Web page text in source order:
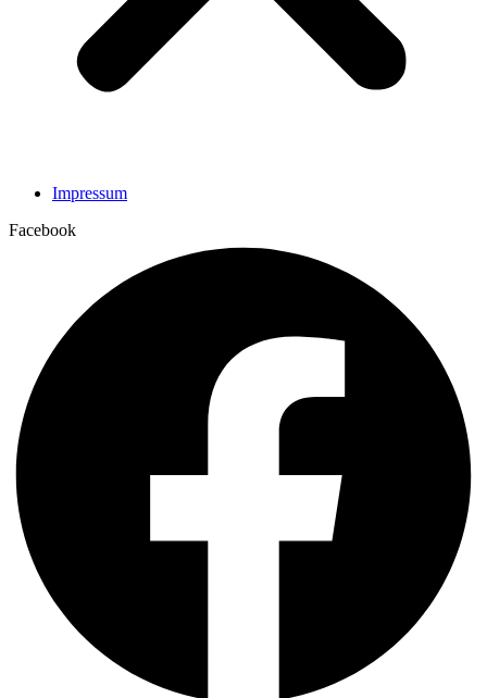
Impressum
Facebook